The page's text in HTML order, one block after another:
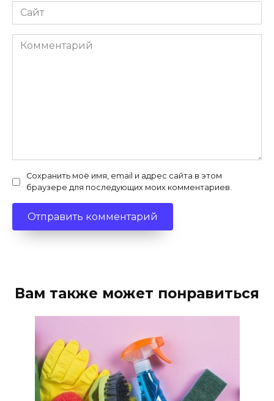
Сайт
Комментарий
Сохранить моё имя, email и адрес сайта в этом
браузере для последующих моих комментариев.
Вам также может понравиться